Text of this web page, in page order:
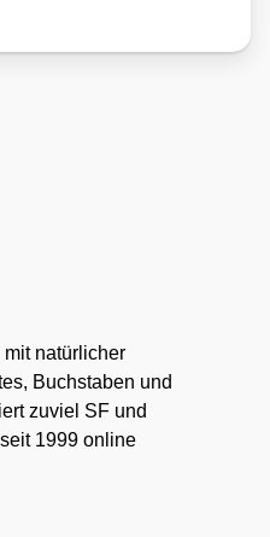
mit natürlicher
Buchstaben und
zuviel SF und
1999 online